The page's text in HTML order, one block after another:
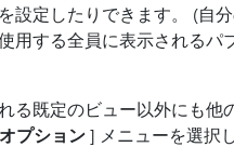
定したりできます。 (自
する全員に表示されるパ
る既定のビュー以外にも他
プション] メニューを選択